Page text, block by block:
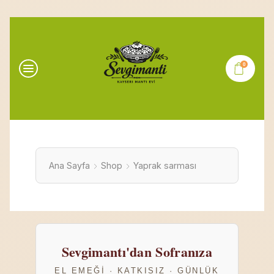
0
Ana Sayfa Shop Yaprak sarması
Sevgimantı'dan Sofranıza
EL EMEĞI · KATKISIZ · GÜNLÜK